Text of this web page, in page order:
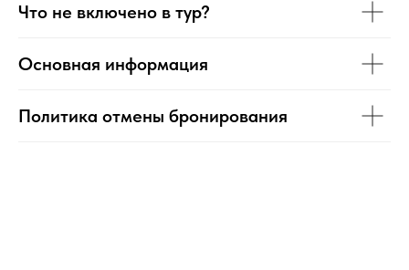
Что не включено в тур?
Основная информация
Политика отмены бронирования